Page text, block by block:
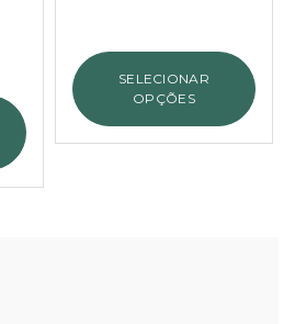
é:
€60.00.
SELECIONAR
OPÇÕES